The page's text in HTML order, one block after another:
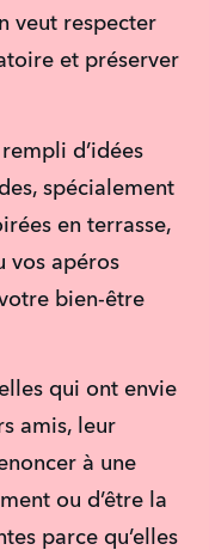
veut respecter
et préserver
rempli d’idées
spécialement
en terrasse,
vos apéros
bien-être
qui ont envie
amis, leur
à une
ou d’être la
parce qu’elles